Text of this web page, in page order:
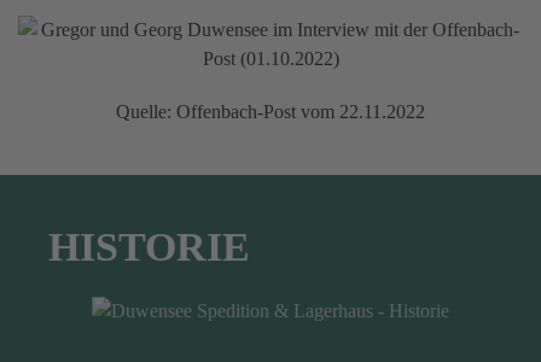
Quelle: Offenbach-Post vom 22.11.2022
HISTORIE